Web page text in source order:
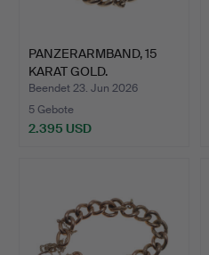
PANZERARMBAND, 15
KARAT GOLD.
Beendet 23. Jun 2026
5 Gebote
2.395 USD